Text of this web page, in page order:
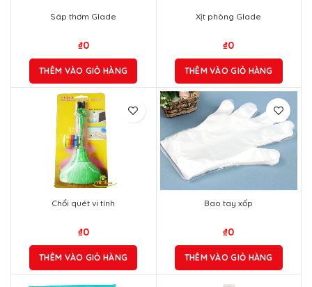
Sáp thơm Glade
₫0
THÊM VÀO GIỎ HÀNG
Xịt phòng Glade
₫0
THÊM VÀO GIỎ HÀNG
Chổi quét vi tính
₫0
THÊM VÀO GIỎ HÀNG
Bao tay xốp
₫0
THÊM VÀO GIỎ HÀNG